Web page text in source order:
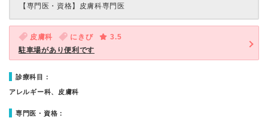
【専門医・資格】 皮膚科専門医
皮膚科 にきび
3.5
駐車場があり便利です
診療科目：
アレルギー科、皮膚科
専門医・資格：